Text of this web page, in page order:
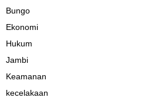
Bungo
Ekonomi
Hukum
Jambi
Keamanan
kecelakaan